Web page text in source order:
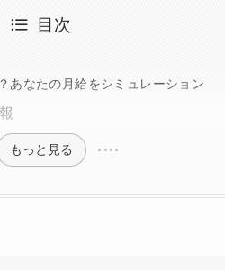
目次
あなたの月給をシミュレーション
もっと見る